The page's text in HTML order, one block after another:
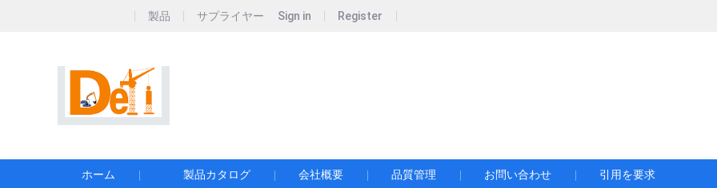
製品 サプライヤー Sign in Register
ホーム 製品カタログ 会社概要 品質管理 お問い合わせ 引用を要求